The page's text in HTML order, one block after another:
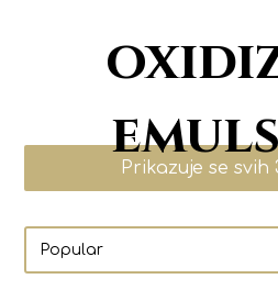
Prikazuje se